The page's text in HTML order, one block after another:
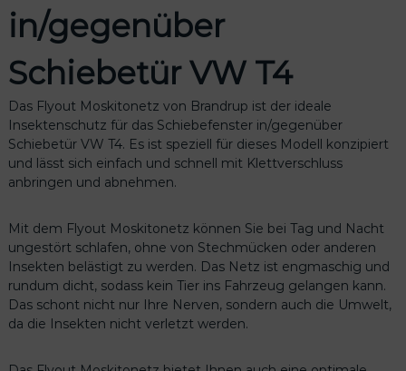
in/gegenüber
Schiebetür VW T4
Das Flyout Moskitonetz von Brandrup ist der ideale
Insektenschutz für das Schiebefenster in/gegenüber
Schiebetür VW T4. Es ist speziell für dieses Modell konzipiert
und lässt sich einfach und schnell mit Klettverschluss
anbringen und abnehmen.
Mit dem Flyout Moskitonetz können Sie bei Tag und Nacht
ungestört schlafen, ohne von Stechmücken oder anderen
Insekten belästigt zu werden. Das Netz ist engmaschig und
rundum dicht, sodass kein Tier ins Fahrzeug gelangen kann.
Das schont nicht nur Ihre Nerven, sondern auch die Umwelt,
da die Insekten nicht verletzt werden.